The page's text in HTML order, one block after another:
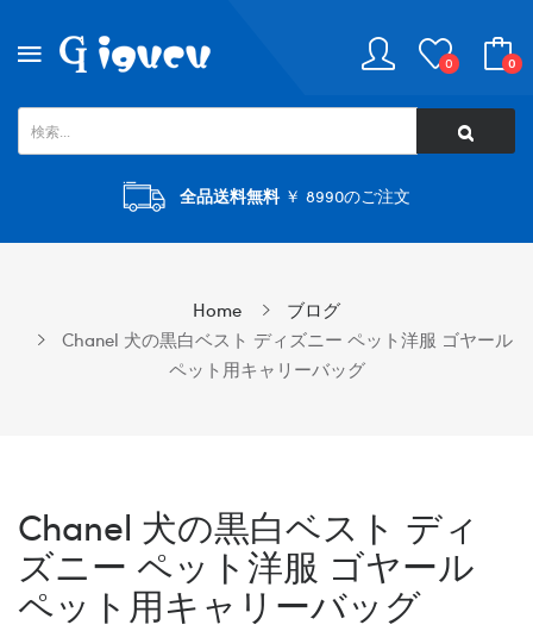
0 0
全品送料無料￥ 8990のご注文
Home
ブログ
Chanel 犬の黒白ベスト ディズニー ペット洋服 ゴヤール
ペット用キャリーバッグ
Chanel 犬の黒白ベスト ディ
ズニー ペット洋服 ゴヤール
ペット用キャリーバッグ